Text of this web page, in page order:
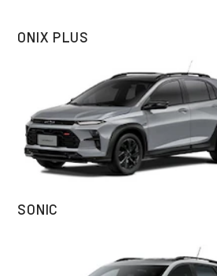
ONIX PLUS
SONIC